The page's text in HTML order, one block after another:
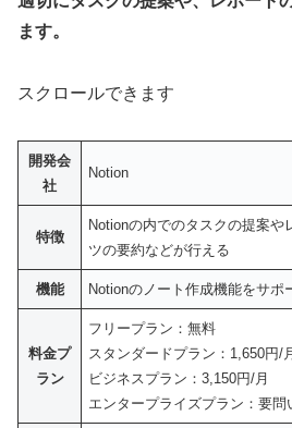
ます。
スクロールできます
開発会
社
Notion
特徴
Notionの内でのタスクの提案や
ツの要約などが行える
機能 Notionのノート作成機能をサポ
料金プ
ラン
フリープラン：無料
スタンダードプラン：1,650円/
ビジネスプラン：3,150円/月
エンタープライズプラン：要問